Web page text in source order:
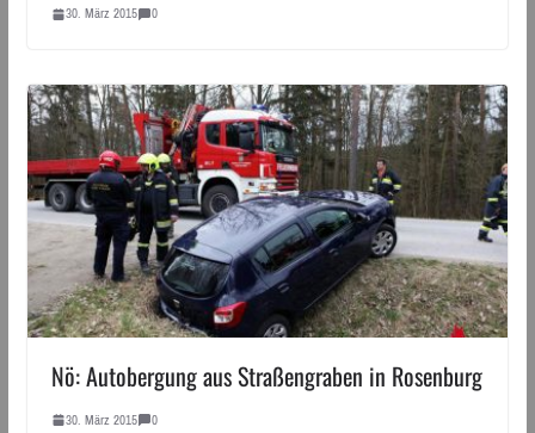
30. März 2015 0
Nö: Autobergung aus Straßengraben in Rosenburg
30. März 2015 0